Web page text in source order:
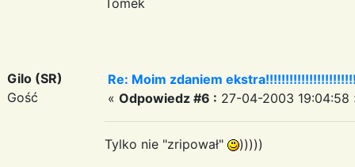
Gilo (SR)
Gość
Re: Moim zdaniem
« Odpowiedz #6 : 27-04-2003 19:04:58
Tylko nie "zripował" )))))